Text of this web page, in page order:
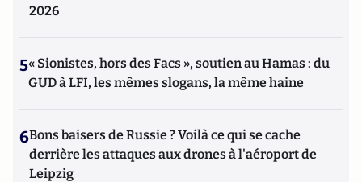
2026
5« Sionistes, hors des Facs », soutien au Hamas : du
GUD à LFI, les mêmes slogans, la même haine
6Bons baisers de Russie ? Voilà ce qui se cache
derrière les attaques aux drones à l'aéroport de
Leipzig